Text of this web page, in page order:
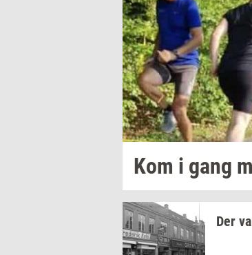
Kom i gang
Der